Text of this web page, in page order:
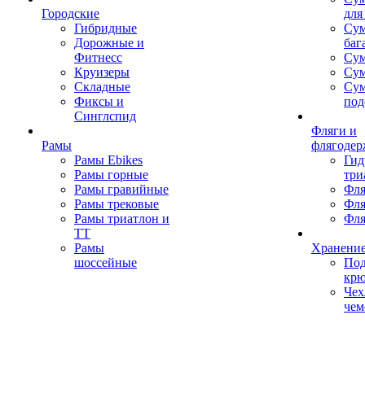
Городские
Гибридные
Дорожные и
Фитнесс
Круизеры
Складные
Фиксы и
Синглспид
Рамы
Рамы Ebikes
Рамы горные
Рамы гравийные
Рамы трековые
Рамы триатлон и
ТТ
Рамы
шоссейные
Фляги и